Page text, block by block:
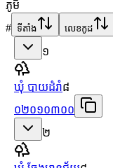
ភូមិ
# ទីតាំង លេខកូដ
១
ឃុំ បាយដំរាំ៨
០២០១០៣០០
២